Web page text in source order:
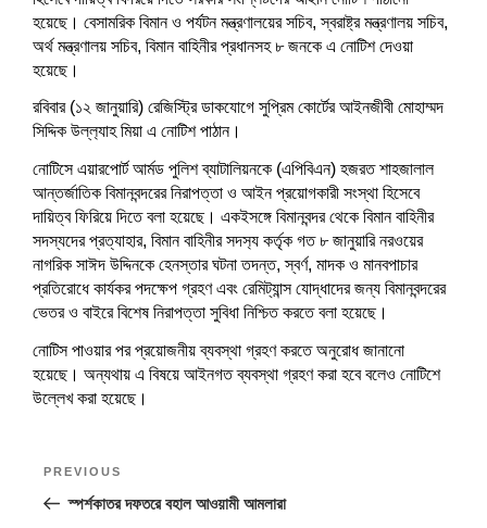
n
d
o
w
n
d
o
w
i
n
d
o
d
o
w
)
w
i
n
d
)
d
o
w
)
d
o
w
)
n
e
w
w
n
o
w
)
n
e
w
w
o
w
)
হয়েছে। বেসামরিক বিমান ও পর্যটন মন্ত্রণালয়ের সচিব, স্বরাষ্ট্র মন্ত্রণালয় সচিব,
অর্থ মন্ত্রণালয় সচিব, বিমান বাহিনীর প্রধানসহ ৮ জনকে এ নোটিশ দেওয়া
হয়েছে।
রবিবার (১২ জানুয়ারি) রেজিস্ট্রি ডাকযোগে সুপ্রিম কোর্টের আইনজীবী মোহাম্মদ
সিদ্দিক উল্ল‍্যাহ মিয়া এ নোটিশ পাঠান।
নোটিসে এয়ারপোর্ট আর্মড পুলিশ ব্যাটালিয়নকে (এপিবিএন) হজরত শাহজালাল
আন্তর্জাতিক বিমানবন্দরের নিরাপত্তা ও আইন প্রয়োগকারী সংস্থা হিসেবে
দায়িত্ব ফিরিয়ে দিতে বলা হয়েছে। একইসঙ্গে বিমানবন্দর থেকে বিমান বাহিনীর
সদস্যদের প্রত্যাহার, বিমান বাহিনীর সদস‍্য কর্তৃক গত ৮ জানুয়ারি নরওয়ের
নাগরিক সাঈদ উদ্দিনকে হেনস্তার ঘটনা তদন্ত, স্বর্ণ, মাদক ও মানবপাচার
প্রতিরোধে কার্যকর পদক্ষেপ গ্রহণ এবং রেমিট্যান্স যোদ্ধাদের জন্য বিমানবন্দরের
ভেতর ও বাইরে বিশেষ নিরাপত্তা সুবিধা নিশ্চিত করতে বলা হয়েছে।
নোটিস পাওয়ার পর প্রয়োজনীয় ব্যবস্থা গ্রহণ করতে অনুরোধ জানানো
হয়েছে। অন্যথায় এ বিষয়ে আইনগত ব্যবস্থা গ্রহণ করা হবে বলেও নোটিশে
উল্লেখ করা হয়েছে।
Previous
Post
PREVIOUS
স্পর্শকাতর দফতরে বহাল আওয়ামী আমলারা